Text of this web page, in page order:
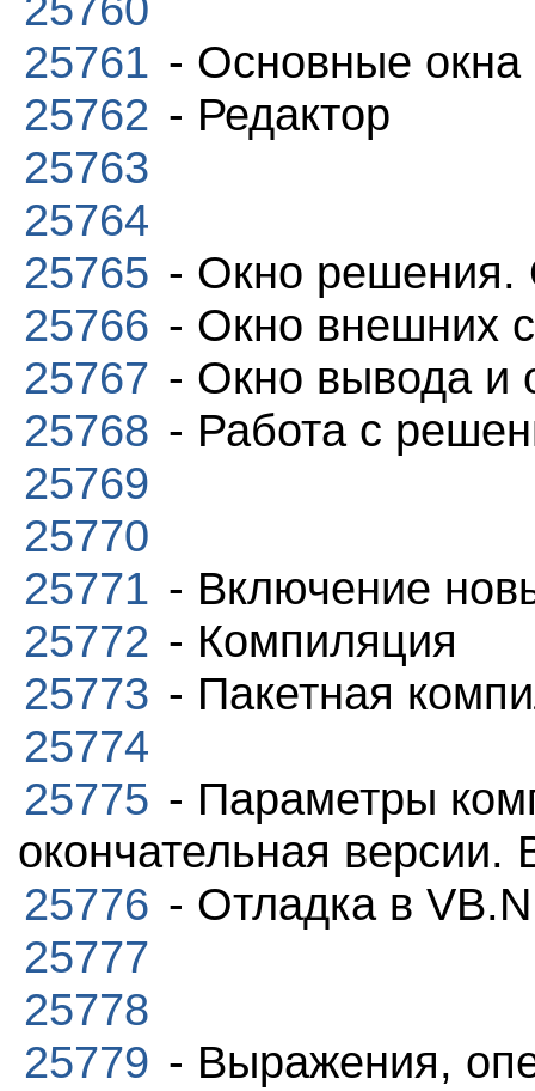
25761 - Основные окна
25762 - Редактор
25763
25764
25765 - Окно решения.
25766 - Окно внешних
25767 - Окно вывода и
25768 - Работа с
25769
25770
25771 - Включение
25772 - Компиляция
25773 - Пакетная
25774
25775 - Параметры
окончательная
25776 - Отладка в
25777
25778
25779 - Выражения,